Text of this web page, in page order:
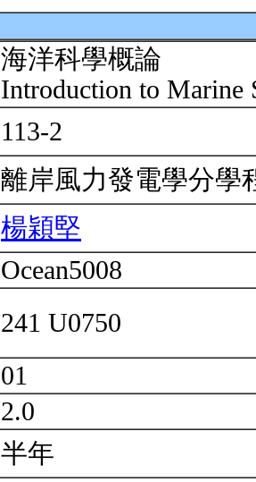
海洋科學概論
Introduction to Marine
113-2
離岸風力發電學分
楊穎堅
Ocean5008
241 U0750
01
2.0
半年